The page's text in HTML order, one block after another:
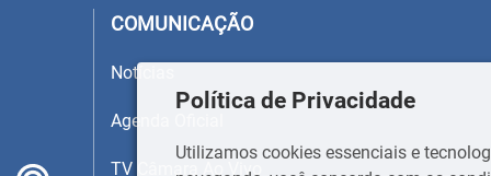
COMUNICAÇÃO
Notícias
Agenda Oficial
TV Câmara Ao Vivo
Política de Privacidade
Utilizamos cookies essenciais e